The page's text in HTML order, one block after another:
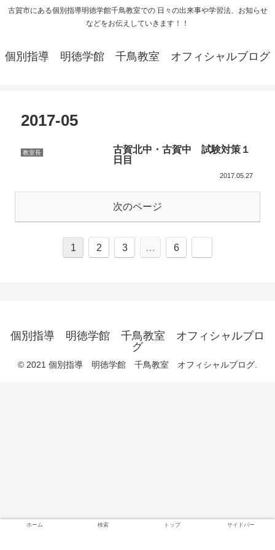
古賀市にある個別指導明徳学館千鳥教室での 日々の出来事や学習法、お知らせ
などをお伝えしていきます！！
個別指導 明徳学館 千鳥教室 オフィシャルブログ
2017-05
教室長
古賀北中・古賀中 試験対策１
日目
2017.05.27
次のページ
1 2 3 … 6
個別指導 明徳学館 千鳥教室 オフィシャルブロ
グ
© 2021 個別指導 明徳学館 千鳥教室 オフィシャルブログ.
ホーム 検索 トップ サイドバー